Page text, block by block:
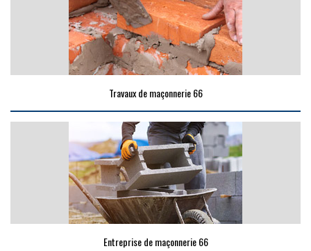
Travaux de maçonnerie 66
Entreprise de maçonnerie 66